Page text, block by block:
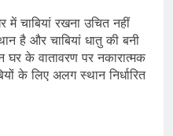
में चाबियां रखना उचित नहीं
है और चाबियां धातु की बनी
घर के वातावरण पर नकारात्मक
के लिए अलग स्थान निर्धारित